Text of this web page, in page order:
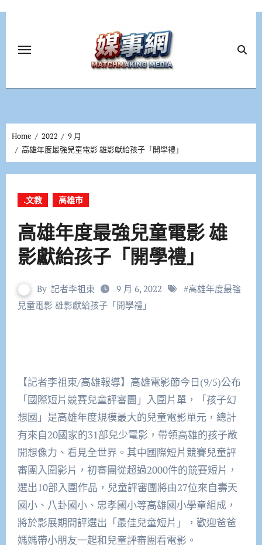
Home 2022
9 月
高雄年度最強兒童電影 雄影獻給孩子「開學禮」
.文教 高雄市
高雄年度最強兒童電影 雄
影獻給孩子「開學禮」
By 記者李祖東 9 月 6, 2022 #高雄年度最強
兒童電影 雄影獻給孩子「開學禮」
【記者李祖東/高雄報導】高雄電影節今日(9/5)公布
「國際短片競賽兒童評審團」入圍片單，「孩子幻
想國」是高雄年度規模最大的兒童電影單元，總計
有來自20國家的31部兒少電影，帶領高雄的孩子敞
開想像力、看見全世界。其中國際短片競賽兒童評
審團入圍影片，初審團從超過2000件的競賽短片，
選出10部入圍作品，兒童評審團將由27位來自壽天
國小、八卦國小、忠孝國小等高雄國小學童組成，
將於影展期間評選出「最佳兒童短片」，歡迎爸爸
媽媽帶小朋友一起和兒童評審團看電影。